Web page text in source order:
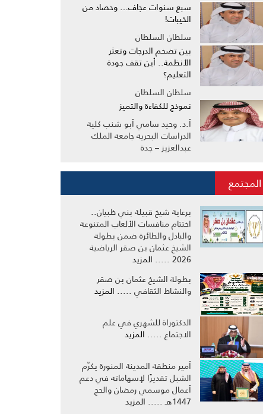
سبع سنوات عجاف… وحصاد من
الخيبات!
سلطان السلطان
بين تضخم الدرجات وتعثر
الأنظمة.. أين تقف جودة
التعليم؟
سلطان السلطان
نموذج للكفاءة والتميز
أ.د. وحيد سامي أبو شنب كلية
الدراسات البحرية جامعة الملك
عبدالعزيز – جدة
المجتمع
برعاية شيخ قبيلة بني ظبيان..
اختتام منافسات الألعاب المتنوعة
والبادل والطائرة ضمن بطولة
الشيخ عثمان بن صقر الرياضية
2026 .....
المزيد
بطولة الشيخ عثمان بن صقر
والنشاط الثقافي ..... المزيد
الدكتوراة للشهري في علم
الاجتماع ..... المزيد
أمير منطقة المدينة المنورة يكرّم
الشبل تقديرًا لإسهاماته في دعم
أعمال موسمي رمضان والحج
1447هـ .....
المزيد